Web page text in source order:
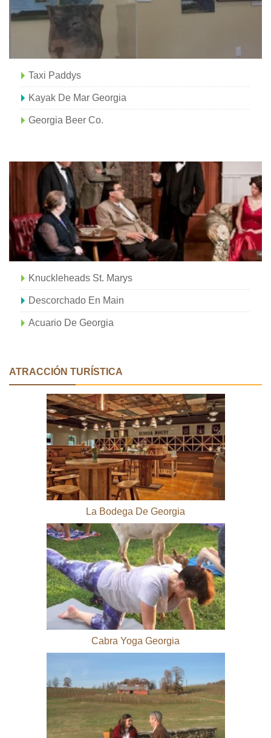
Taxi Paddys
Kayak De Mar Georgia
Georgia Beer Co.
Knuckleheads St. Marys
Descorchado En Main
Acuario De Georgia
ATRACCIÓN TURÍSTICA
La Bodega De Georgia
Cabra Yoga Georgia